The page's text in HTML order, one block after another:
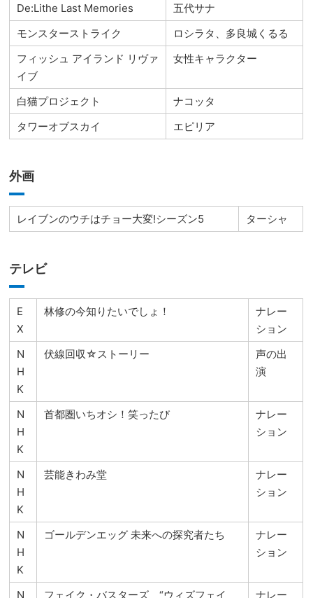
De:Lithe Last Memories
五代サナ
モンスターストライク
ロシラタ、多良城くるる
フィッシュ アイランド リヴァ
イブ
女性キャラクター
白猫プロジェクト
ナコッタ
タワーオブスカイ
エピリア
外画
レイブンのウチはチョー大変!シーズン5 ターシャ
テレビ
E
X
林修の今知りたいでしょ！
ナレー
ション
N
H
K
伏線回収☆ストーリー
声の出
演
N
H
K
首都圏いちオシ！笑ったび
ナレー
ション
N
H
K
芸能きわみ堂
ナレー
ション
N
H
K
ゴールデンエッグ 未来への探究者たち
ナレー
ション
N
フェイク・バスターズ “ウィズフェイ
ナレー